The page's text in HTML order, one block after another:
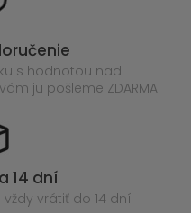
s hodnotou nad
ju pošleme ZDARMA!
14 dní
vrátiť do 14 dní